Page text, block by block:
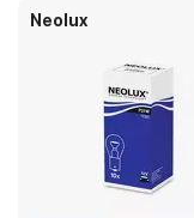
Neolux